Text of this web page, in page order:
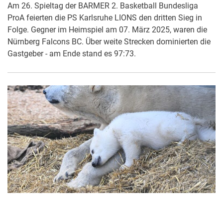
Am 26. Spieltag der BARMER 2. Basketball Bundesliga
ProA feierten die PS Karlsruhe LIONS den dritten Sieg in
Folge. Gegner im Heimspiel am 07. März 2025, waren die
Nürnberg Falcons BC. Über weite Strecken dominierten die
Gastgeber - am Ende stand es 97:73.